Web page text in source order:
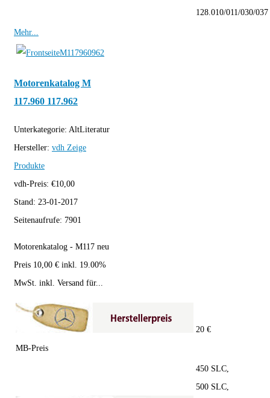
128.010/011/030/037
Mehr...
Motorenkatalog M
117.960 117.962
Unterkategorie: AltLiteratur
Hersteller: vdh Zeige
Produkte
vdh-Preis: €10,00
Stand: 23-01-2017
Seitenaufrufe: 7901
Motorenkatalog - M117 neu
Preis 10,00 € inkl. 19.00%
MwSt. inkl. Versand für...
MB-Preis
20 €
450 SLC,
500 SLC,